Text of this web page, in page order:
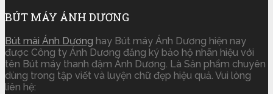
BÚT MÁY ÁNH DƯƠNG
Bút mài Ánh Dương hay Bút máy Ánh Dương hiện nay
được Công ty Ánh Dương đăng ký bảo hộ nhãn hiệu với
tên Bút máy thanh đậm Ánh Dương. Là Sản phẩm chuyên
dùng trong tập viết và luyện chữ đẹp hiệu quả. Vui lòng
liên hệ: